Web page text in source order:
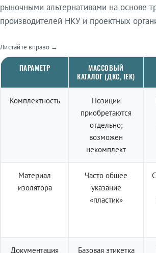
рыночными альтернативами на основе
производителей НКУ и проектных
Листайте вправо →
ПАРАМЕТР
МАССОВЫЙ
КАТАЛОГ (ДКС, IEK)
Комплектность
Позиции
приобретаются
отдельно;
возможен
некомплект
Материал
изолятора
Часто общее
указание
«пластик»
Документация Базовая этикетка